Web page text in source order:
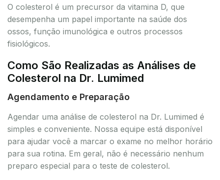
O colesterol é um precursor da vitamina D, que
desempenha um papel importante na saúde dos
ossos, função imunológica e outros processos
fisiológicos.
Como São Realizadas as Análises de
Colesterol na Dr. Lumimed
Agendamento e Preparação
Agendar uma análise de colesterol na Dr. Lumimed é
simples e conveniente. Nossa equipe está disponível
para ajudar você a marcar o exame no melhor horário
para sua rotina. Em geral, não é necessário nenhum
preparo especial para o teste de colesterol.